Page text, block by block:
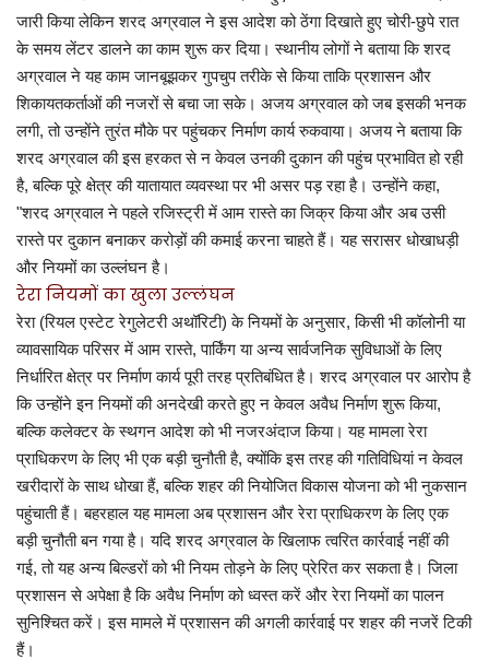
जारी किया लेकिन शरद अग्रवाल ने इस आदेश को ठेंगा दिखाते हुए चोरी-छुपे रात
के समय लेंटर डालने का काम शुरू कर दिया। स्थानीय लोगों ने बताया कि शरद
अग्रवाल ने यह काम जानबूझकर गुपचुप तरीके से किया ताकि प्रशासन और
शिकायतकर्ताओं की नजरों से बचा जा सके। अजय अग्रवाल को जब इसकी भनक
लगी, तो उन्होंने तुरंत मौके पर पहुंचकर निर्माण कार्य रुकवाया। अजय ने बताया कि
शरद अग्रवाल की इस हरकत से न केवल उनकी दुकान की पहुंच प्रभावित हो रही
है, बल्कि पूरे क्षेत्र की यातायात व्यवस्था पर भी असर पड़ रहा है। उन्होंने कहा,
"शरद अग्रवाल ने पहले रजिस्ट्री में आम रास्ते का जिक्र किया और अब उसी
रास्ते पर दुकान बनाकर करोड़ों की कमाई करना चाहते हैं। यह सरासर धोखाधड़ी
और नियमों का उल्लंघन है।
रेरा नियमों का खुला उल्लंघन
रेरा (रियल एस्टेट रेगुलेटरी अथॉरिटी) के नियमों के अनुसार, किसी भी कॉलोनी या
व्यावसायिक परिसर में आम रास्ते, पार्किंग या अन्य सार्वजनिक सुविधाओं के लिए
निर्धारित क्षेत्र पर निर्माण कार्य पूरी तरह प्रतिबंधित है। शरद अग्रवाल पर आरोप है
कि उन्होंने इन नियमों की अनदेखी करते हुए न केवल अवैध निर्माण शुरू किया,
बल्कि कलेक्टर के स्थगन आदेश को भी नजरअंदाज किया। यह मामला रेरा
प्राधिकरण के लिए भी एक बड़ी चुनौती है, क्योंकि इस तरह की गतिविधियां न केवल
खरीदारों के साथ धोखा हैं, बल्कि शहर की नियोजित विकास योजना को भी नुकसान
पहुंचाती हैं। बहरहाल यह मामला अब प्रशासन और रेरा प्राधिकरण के लिए एक
बड़ी चुनौती बन गया है। यदि शरद अग्रवाल के खिलाफ त्वरित कार्रवाई नहीं की
गई, तो यह अन्य बिल्डरों को भी नियम तोड़ने के लिए प्रेरित कर सकता है। जिला
प्रशासन से अपेक्षा है कि अवैध निर्माण को ध्वस्त करें और रेरा नियमों का पालन
सुनिश्चित करें। इस मामले में प्रशासन की अगली कार्रवाई पर शहर की नजरें टिकी
हैं।